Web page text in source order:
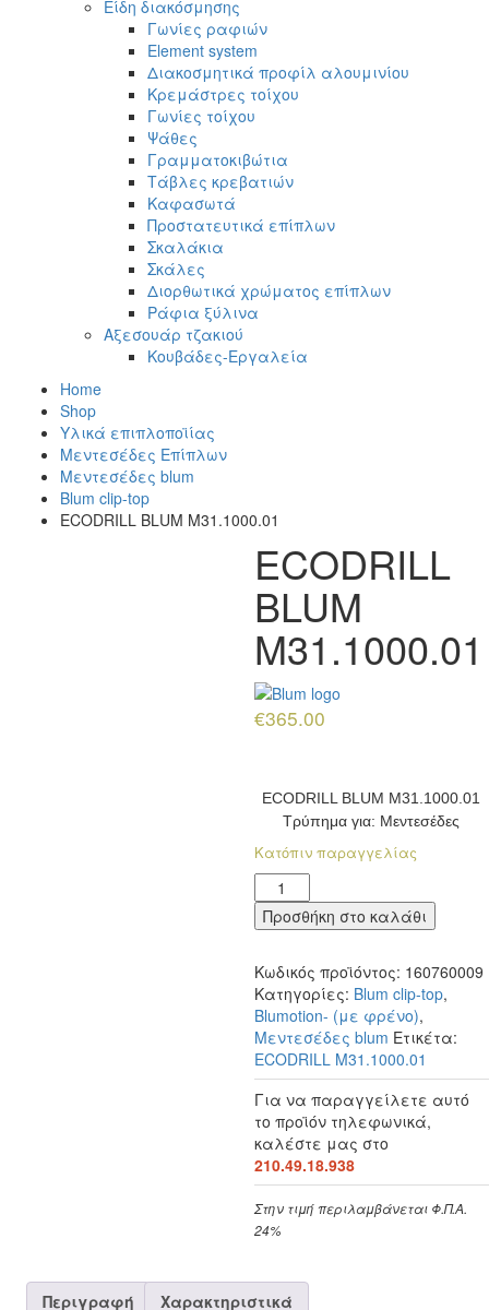
Είδη διακόσμησης
Γωνίες ραφιών
Element system
Διακοσμητικά προφίλ αλουμινίου
Κρεμάστρες τοίχου
Γωνίες τοίχου
Ψάθες
Γραμματοκιβώτια
Τάβλες κρεβατιών
Καφασωτά
Προστατευτικά επίπλων
Σκαλάκια
Σκάλες
Διορθωτικά χρώματος επίπλων
Ράφια ξύλινα
Αξεσουάρ τζακιού
Κουβάδες-Εργαλεία
Home
Shop
Υλικά επιπλοποϊίας
Μεντεσέδες Επίπλων
Μεντεσέδες blum
Blum clip-top
ECODRILL BLUM M31.1000.01
ECODRILL
BLUM
M31.1000.01
€365.00
ECODRILL BLUM M31.1000.01
Τρύπημα για: Μεντεσέδες
Κατόπιν παραγγελίας
ECODRILL
BLUM
M31.1000.01
Προσθήκη στο καλάθι
Κωδικός προϊόντος: 160760009
Κατηγορίες: Blum clip-top,
Blumotion- (με φρένο),
Μεντεσέδες blum Ετικέτα:
ECODRILL M31.1000.01
Για να παραγγείλετε αυτό
το προϊόν τηλεφωνικά,
καλέστε μας στο
210.49.18.938
Στην τιμή περιλαμβάνεται Φ.Π.Α.
24%
Περιγραφή Χαρακτηριστικά